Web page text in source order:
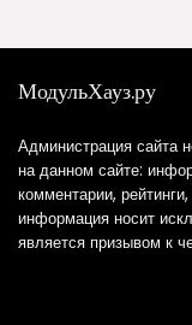
МодульХауз.ру
Администрация сайта
на данном сайте:
комментарии,
информация носит
является призывом к